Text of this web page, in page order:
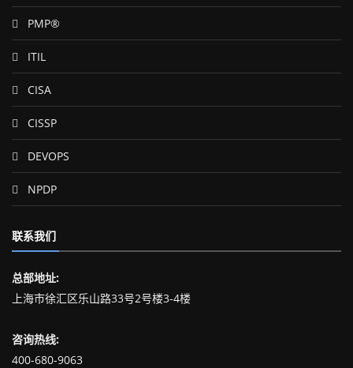
PMP®
ITIL
CISA
CISSP
DEVOPS
NPDP
联系我们
总部地址:
上海市徐汇区乐山路33号2号楼3-4楼
咨询热线:
400-680-9063